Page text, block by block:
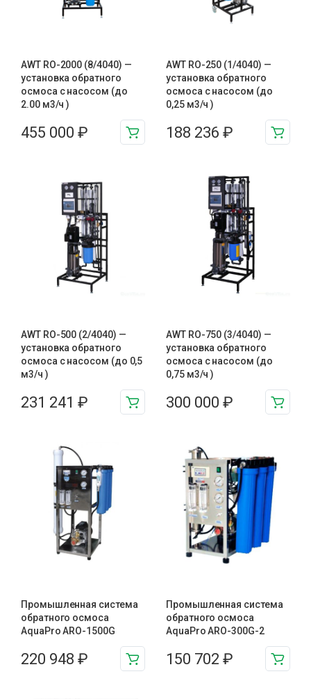
AWT RO-2000 (8/4040) —
установка обратного
осмоса с насосом (до
2.00 м3/ч )
455 000 ₽
AWT RO-250 (1/4040) —
установка обратного
осмоса с насосом (до
0,25 м3/ч )
188 236 ₽
AWT RO-500 (2/4040) —
установка обратного
осмоса с насосом (до 0,5
м3/ч )
231 241 ₽
AWT RO-750 (3/4040) —
установка обратного
осмоса с насосом (до
0,75 м3/ч )
300 000 ₽
Промышленная система
обратного осмоса
AquaPro ARO-1500G
220 948 ₽
Промышленная система
обратного осмоса
AquaPro ARO-300G-2
150 702 ₽